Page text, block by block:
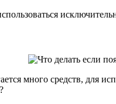
много средств, для